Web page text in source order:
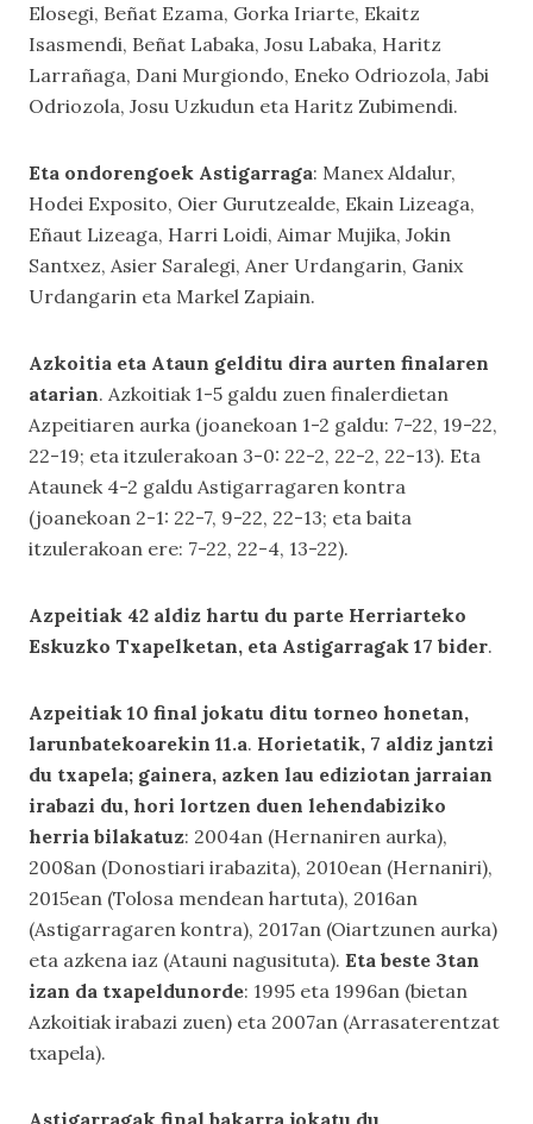
Elosegi, Beñat Ezama, Gorka Iriarte, Ekaitz
Isasmendi, Beñat Labaka, Josu Labaka, Haritz
Larrañaga, Dani Murgiondo, Eneko Odriozola, Jabi
Odriozola, Josu Uzkudun eta Haritz Zubimendi.
Eta ondorengoek Astigarraga: Manex Aldalur,
Hodei Exposito, Oier Gurutzealde, Ekain Lizeaga,
Eñaut Lizeaga, Harri Loidi, Aimar Mujika, Jokin
Santxez, Asier Saralegi, Aner Urdangarin, Ganix
Urdangarin eta Markel Zapiain.
Azkoitia eta Ataun gelditu dira aurten finalaren
atarian. Azkoitiak 1-5 galdu zuen finalerdietan
Azpeitiaren aurka (joanekoan 1-2 galdu: 7-22, 19-22,
22-19; eta itzulerakoan 3-0: 22-2, 22-2, 22-13). Eta
Ataunek 4-2 galdu Astigarragaren kontra
(joanekoan 2-1: 22-7, 9-22, 22-13; eta baita
itzulerakoan ere: 7-22, 22-4, 13-22).
Azpeitiak 42 aldiz hartu du parte Herriarteko
Eskuzko Txapelketan, eta Astigarragak 17 bider.
Azpeitiak 10 final jokatu ditu torneo honetan,
larunbatekoarekin 11.a. Horietatik, 7 aldiz jantzi
du txapela; gainera, azken lau ediziotan jarraian
irabazi du, hori lortzen duen lehendabiziko
herria bilakatuz: 2004an (Hernaniren aurka),
2008an (Donostiari irabazita), 2010ean (Hernaniri),
2015ean (Tolosa mendean hartuta), 2016an
(Astigarragaren kontra), 2017an (Oiartzunen aurka)
eta azkena iaz (Atauni nagusituta). Eta beste 3tan
izan da txapeldunorde: 1995 eta 1996an (bietan
Azkoitiak irabazi zuen) eta 2007an (Arrasaterentzat
txapela).
Astigarragak final bakarra jokatu du